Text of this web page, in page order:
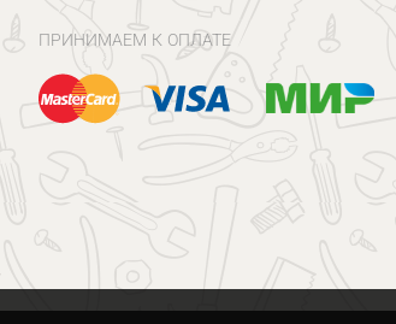
ПРИНИМАЕМ К ОПЛАТЕ